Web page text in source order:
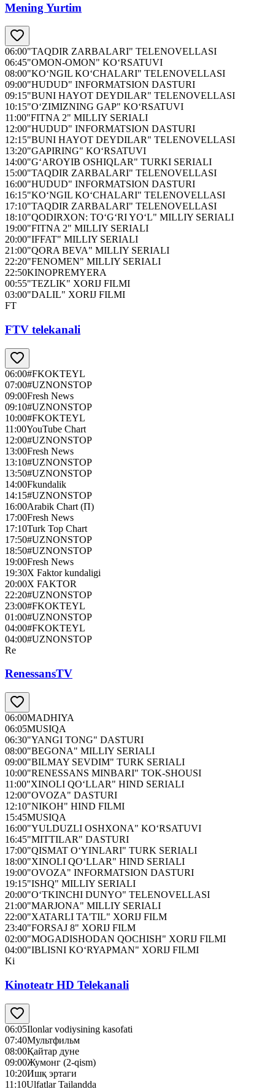
Mening Yurtim
06:00"TAQDIR ZARBALARI" TELENOVELLASI
06:45"OMON-OMON" KO‘RSATUVI
08:00"KO‘NGIL KO‘CHALARI" TELENOVELLASI
09:00"HUDUD" INFORMATSION DASTURI
09:15"BUNI HAYOT DEYDILAR" TELENOVELLASI
10:15"O‘ZIMIZNING GAP" KO‘RSATUVI
11:00"FITNA 2" MILLIY SERIALI
12:00"HUDUD" INFORMATSION DASTURI
12:15"BUNI HAYOT DEYDILAR" TELENOVELLASI
13:20"GAPIRING" KO‘RSATUVI
14:00"G‘AROYIB OSHIQLAR" TURKI SERIALI
15:00"TAQDIR ZARBALARI" TELENOVELLASI
16:00"HUDUD" INFORMATSION DASTURI
16:15"KO‘NGIL KO‘CHALARI" TELENOVELLASI
17:10"TAQDIR ZARBALARI" TELENOVELLASI
18:10"QODIRXON: TO‘G‘RI YO‘L" MILLIY SERIALI
19:00"FITNA 2" MILLIY SERIALI
20:00"IFFAT" MILLIY SERIALI
21:00"QORA BEVA" MILLIY SERIALI
22:20"FENOMEN" MILLIY SERIALI
22:50KINOPREMYERA
00:55"TEZLIK" XORIJ FILMI
03:00"DALIL" XORIJ FILMI
FT
FTV telekanali
06:00#FKOKTEYL
07:00#UZNONSTOP
09:00Fresh News
09:10#UZNONSTOP
10:00#FKOKTEYL
11:00YouTube Chart
12:00#UZNONSTOP
13:00Fresh News
13:10#UZNONSTOP
13:50#UZNONSTOP
14:00Fkundalik
14:15#UZNONSTOP
16:00Arabik Chart (П)
17:00Fresh News
17:10Turk Top Chart
17:50#UZNONSTOP
18:50#UZNONSTOP
19:00Fresh News
19:30X Faktor kundaligi
20:00X FAKTOR
22:20#UZNONSTOP
23:00#FKOKTEYL
01:00#UZNONSTOP
04:00#FKOKTEYL
04:00#UZNONSTOP
Re
RenessansTV
06:00MADHIYA
06:05MUSIQA
06:30"YANGI TONG" DASTURI
08:00"BEGONA" MILLIY SERIALI
09:00"BILMAY SEVDIM" TURK SERIALI
10:00"RENESSANS MINBARI" TOK-SHOUSI
11:00"XINOLI QO‘LLAR" HIND SERIALI
12:00"OVOZA" DASTURI
12:10"NIKOH" HIND FILMI
15:45MUSIQA
16:00"YULDUZLI OSHXONA" KO‘RSATUVI
16:45"MITTILAR" DASTURI
17:00"QISMAT O‘YINLARI" TURK SERIALI
18:00"XINOLI QO‘LLAR" HIND SERIALI
19:00"OVOZA" INFORMATSION DASTURI
19:15"ISHQ" MILLIY SERIALI
20:00"O‘TKINCHI DUNYO" TELENOVELLASI
21:00"MARJONA" MILLIY SERIALI
22:00"XATARLI TA'TIL" XORIJ FILM
23:40"FORSAJ 8" XORIJ FILM
02:00"MOGADISHODAN QOCHISH" XORIJ FILMI
04:00"IBLISNI KO‘RYAPMAN" XORIJ FILMI
Ki
Kinoteatr HD Telekanali
06:05Ilonlar vodiysining kasofati
07:40Мультфильм
08:00Қайтар дуне
09:00Жумонг (2-qism)
10:20Ишқ эртаги
11:10Ulfatlar Tailandda